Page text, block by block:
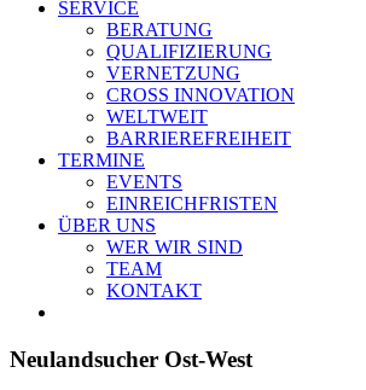
SERVICE
BERATUNG
QUALIFIZIERUNG
VERNETZUNG
CROSS INNOVATION
WELTWEIT
BARRIEREFREIHEIT
TERMINE
EVENTS
EINREICHFRISTEN
ÜBER UNS
WER WIR SIND
TEAM
KONTAKT
Neulandsucher Ost-West